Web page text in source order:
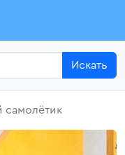
Искать
самолётик